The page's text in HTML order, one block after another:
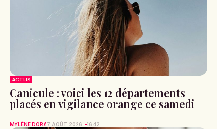
ACTUS
Canicule : voici les 12 départements
placés en vigilance orange ce samedi
MYLÈNE DORA7 AOÛT 2026 16:42